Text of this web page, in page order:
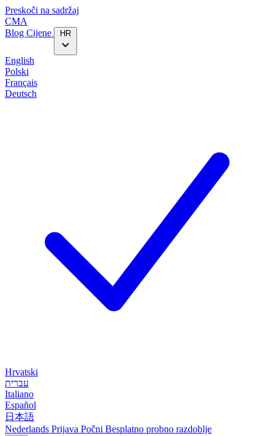
Preskoči na sadržaj
CMA
Blog‎ Cijene HR
English
Polski
Français
Deutsch
Hrvatski
עברית
Italiano
Español
日本語
Nederlands Prijava Počni Besplatno probno razdoblje